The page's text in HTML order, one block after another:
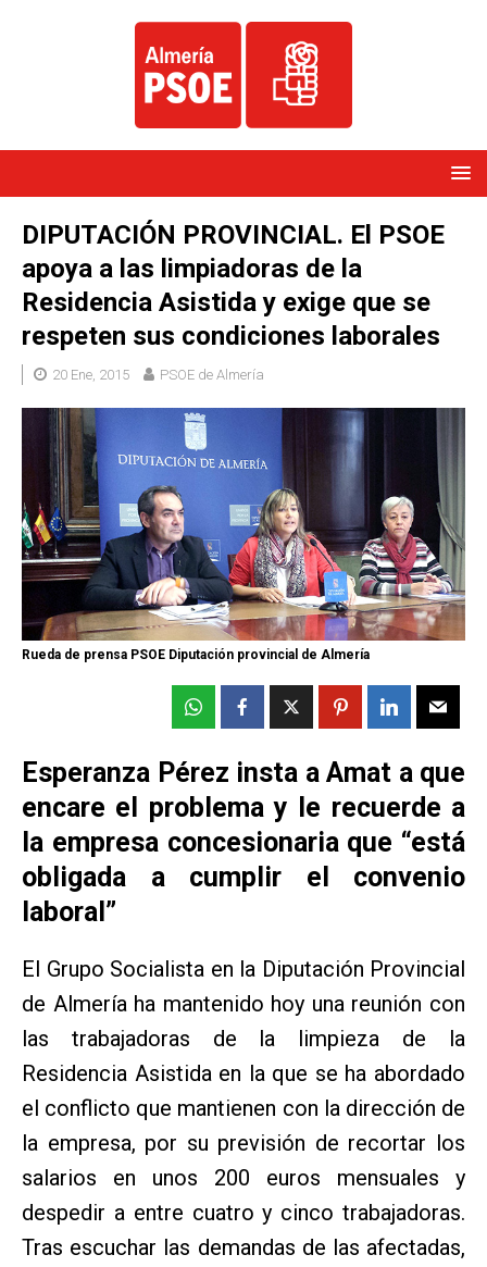
DIPUTACIÓN PROVINCIAL. El PSOE
apoya a las limpiadoras de la
Residencia Asistida y exige que se
respeten sus condiciones laborales
20 Ene, 2015 PSOE de Almería
Rueda de prensa PSOE Diputación provincial de Almería
Esperanza Pérez insta a Amat a que
encare el problema y le recuerde a
la empresa concesionaria que “está
obligada a cumplir el convenio
laboral”
El Grupo Socialista en la Diputación Provincial
de Almería ha mantenido hoy una reunión con
las trabajadoras de la limpieza de la
Residencia Asistida en la que se ha abordado
el conflicto que mantienen con la dirección de
la empresa, por su previsión de recortar los
salarios en unos 200 euros mensuales y
despedir a entre cuatro y cinco trabajadoras.
Tras escuchar las demandas de las afectadas,